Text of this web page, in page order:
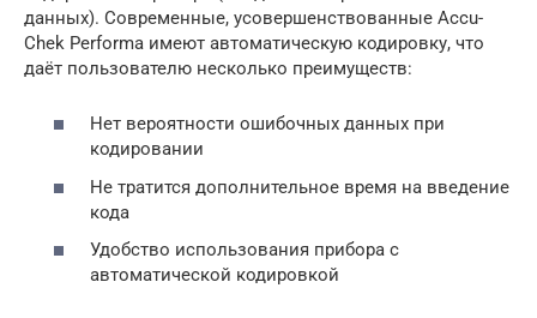
данных). Современные, усовершенствованные Accu-
Chek Performa имеют автоматическую кодировку, что
даёт пользователю несколько преимуществ:
Нет вероятности ошибочных данных при
кодировании
Не тратится дополнительное время на введение
кода
Удобство использования прибора с
автоматической кодировкой